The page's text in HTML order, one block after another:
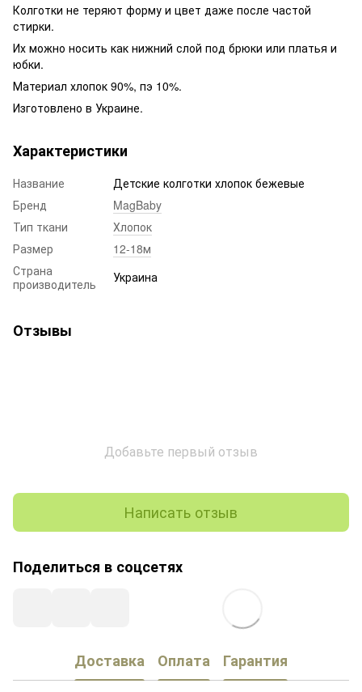
Колготки не теряют форму и цвет даже после частой
стирки.
Их можно носить как нижний слой под брюки или платья и
юбки.
Материал хлопок 90%, пэ 10%.
Изготовлено в Украине.
Характеристики
Название
Детские колготки хлопок бежевые
Бренд
MagBaby
Тип ткани
Хлопок
Размер
12-18м
Страна
производитель
Украина
Отзывы
Добавьте первый отзыв
Написать отзыв
Поделиться в соцсетях
Доставка Оплата Гарантия